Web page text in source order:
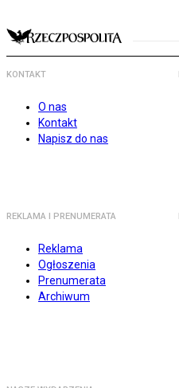
KONTAKT
O nas
Kontakt
Napisz do nas
REKLAMA I PRENUMERATA
Reklama
Ogłoszenia
Prenumerata
Archiwum